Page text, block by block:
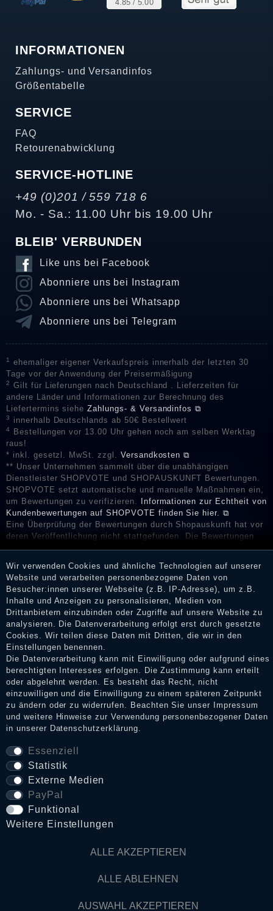
INFORMATIONEN
Zahlungs- und Versandinfos
Größentabelle
SERVICE
FAQ
Retourenabwicklung
SERVICE-HOTLINE
+49 (0)201 / 559 718 6
Mo. - Sa.: 11.00 Uhr bis 19.00 Uhr
BLEIB' VERBUNDEN
Like uns bei Facebook
Abonniere uns bei Instagram
Abonniere uns bei Whatsapp
Abonniere uns bei Telegram
1
ehemaliger eigener Verkaufspreis innerhalb der letzten 30
Tage vor der Anwendung der Preisermäßigung
2
Gilt für Lieferungen nach Deutschland . Lieferzeiten für
andere Länder und Informationen zur Berechnung des
Liefertermins sieheZahlungs- & Versandinfos ⧉
3 innerhalb Deutschlands ab 50€ Bestellwert
4
Bestellungen vor 13.00 Uhr gehen noch am selben Werktag
raus!
* inkl. gesetzl. MwSt. zzgl. Versandkosten ⧉
** Unser Unternehmen sammelt über die unabhängigen
Dienstleister SHOPVOTE und SHOPAUSKUNFT Bewertungen.
SHOPVOTE setzt automatische und manuelle Maßnahmen ein,
um Bewertungen zu verifizieren.
Informationen zur Echtheit von
Kundenbewertungen auf SHOPVOTE finden Sie hier. ⧉
Eine Überprüfung der Bewertungen durch Shopauskunft hat vor
deren Veröffentlichung nicht stattgefunden. Die Bewertungen
Erhalt einer Benachrichtigungs-E-Mail können Händler die
Bewertungen verifizieren und über die erfolgte Verifizierung im
Shop informieren.
Impressum
Daten­schutz­erklärung
AGB
Widerrufs­recht
VERTRAG WIDERRUFEN
© Copyright 2026 Dark Ages Glasche & Kuczwalska GbR
Wir verwenden Cookies und ähnliche Technologien auf unserer
Website und verarbeiten personenbezogene Daten von
Besucher:innen unserer Webseite (z.B. IP-Adresse), um z.B.
Inhalte und Anzeigen zu personalisieren, Medien von
Drittanbietern einzubinden oder Zugriffe auf unsere Website zu
analysieren. Die Datenverarbeitung erfolgt erst durch gesetzte
Cookies. Wir teilen diese Daten mit Dritten, die wir in den
Einstellungen benennen.
Die Datenverarbeitung kann mit Einwilligung oder aufgrund eines
berechtigten Interesses erfolgen. Die Zustimmung kann erteilt
oder abgelehnt werden. Es besteht das Recht, nicht
einzuwilligen und die Einwilligung zu einem späteren Zeitpunkt
zu ändern oder zu widerrufen. Beachten Sie unser
Impressum
und weitere Hinweise zur Verwendung personenbezogener Daten
in unserer Daten­schutz­erklärung.
Essenziell
Statistik
Externe Medien
PayPal
Funktional
Weitere Einstellungen
ALLE AKZEPTIEREN
ALLE ABLEHNEN
AUSWAHL AKZEPTIEREN